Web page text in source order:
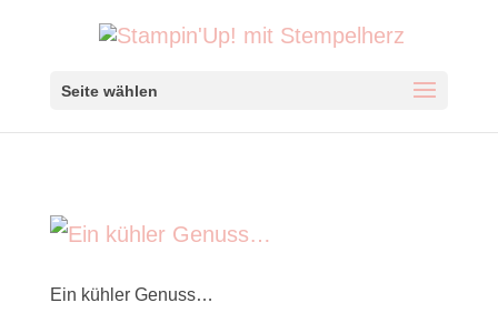
Seite wählen
Ein kühler Genuss…